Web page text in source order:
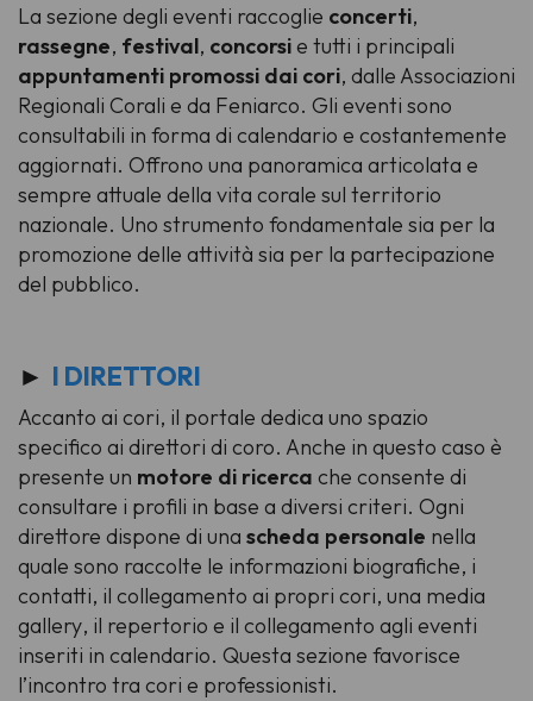
La sezione degli eventi raccoglie concerti,
rassegne, festival, concorsie tutti i principali
appuntamenti promossi dai cori, dalle Associazioni
Regionali Corali e da Feniarco. Gli eventi sono
consultabili in forma di calendario e costantemente
aggiornati. Offrono una panoramica articolata e
sempre attuale della vita corale sul territorio
nazionale. Uno strumento fondamentale sia per la
promozione delle attività sia per la partecipazione
del pubblico.
► I DIRETTORI
Accanto ai cori, il portale dedica uno spazio
specifico ai direttori di coro. Anche in questo caso è
presente un motore di ricerca che consente di
consultare i profili in base a diversi criteri. Ogni
direttore dispone di una scheda personale nella
quale sono raccolte le informazioni biografiche, i
contatti, il collegamento ai propri cori, una media
gallery, il repertorio e il collegamento agli eventi
inseriti in calendario. Questa sezione favorisce
l’incontro tra cori e professionisti.